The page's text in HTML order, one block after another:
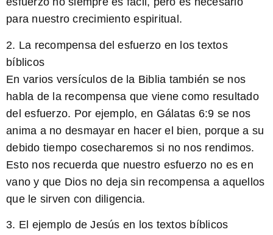
para nuestro crecimiento espiritual.
2. La recompensa del esfuerzo en los textos
bíblicos
En varios versículos de la Biblia también se nos
habla de la recompensa que viene como resultado
del esfuerzo. Por ejemplo, en Gálatas 6:9 se nos
anima a no desmayar en hacer el bien, porque a su
debido tiempo cosecharemos si no nos rendimos.
Esto nos recuerda que nuestro esfuerzo no es en
vano y que Dios no deja sin recompensa a aquellos
que le sirven con diligencia.
3. El ejemplo de Jesús en los textos bíblicos